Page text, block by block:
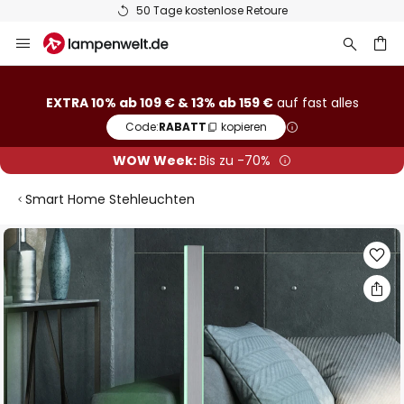
50 Tage kostenlose Retoure
Inhalt
EXTRA 10% ab 109 € & 13% ab 159 €auf fast alles
Code:RABATT kopieren
WOW Week:Bis zu -70%
Smart Home Stehleuchten
Zum
Ende
der
Bildgalerie
springen